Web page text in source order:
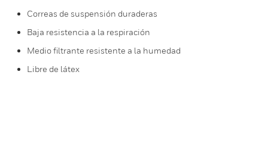
Correas de suspensión duraderas
Baja resistencia a la respiración
Medio filtrante resistente a la humedad
Libre de látex